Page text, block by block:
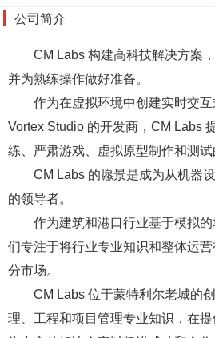
公司简介
CM Labs 构建高科技解决方案
并为熟练操作做好准备。
作为在虚拟环境中创建实时交
Vortex Studio 的开发商，CM Labs
练、严肃游戏、虚拟原型制作和测试
CM Labs 的愿景是成为从机器
的领导者。
作为建筑和港口行业基于模拟
们专注于将行业专业知识和整体运
分市场。
CM Labs 位于蒙特利尔老城的
理、工程和项目管理专业知识，在